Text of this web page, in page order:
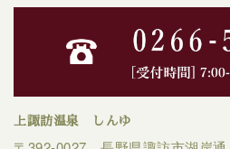
上諏訪温泉 しんゆ